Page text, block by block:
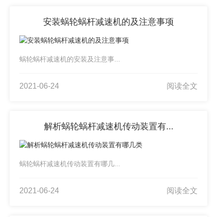
安装蜗轮蜗杆减速机的及注意事项
蜗轮蜗杆减速机的安装及注意事...
2021-06-24 阅读全文
解析蜗轮蜗杆减速机传动装置有...
蜗轮蜗杆减速机传动装置有哪几...
2021-06-24 阅读全文